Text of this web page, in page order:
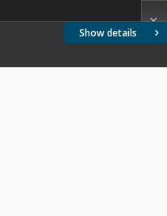
Show details